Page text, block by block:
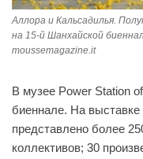
Аллора и Кальсадилья.
на 15-й Шанхайской
moussemagazine.it
В музее Power Station
биеннале. На выставке
представлено более
коллективов; 30